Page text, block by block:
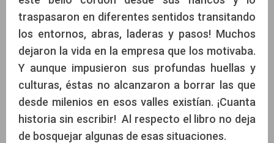
traspasaron en diferentes sentidos transitando
los entornos, abras, laderas y pasos! Muchos
dejaron la vida en la empresa que los motivaba.
Y aunque impusieron sus profundas huellas y
culturas, éstas no alcanzaron a borrar las que
desde milenios en esos valles existían. ¡Cuanta
historia sin escribir! Al respecto el libro no deja
de bosquejar algunas de esas situaciones.